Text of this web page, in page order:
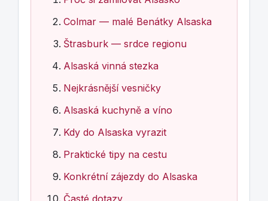
Colmar — malé Benátky Alsaska
Štrasburk — srdce regionu
Alsaská vinná stezka
Nejkrásnější vesničky
Alsaská kuchyně a víno
Kdy do Alsaska vyrazit
Praktické tipy na cestu
Konkrétní zájezdy do Alsaska
Časté dotazy